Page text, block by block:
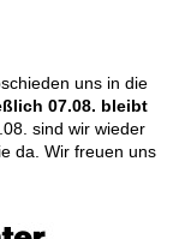
uns in die
07.08. bleibt
sind wir wieder
da. Wir freuen uns